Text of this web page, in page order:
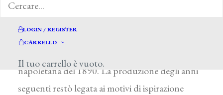
LOGIN / REGISTER
CARRELLO
Il tuo carrello è vuoto.
Con il dipinto Dopo cinquantanni partecipò
napoletana del 1890. La produzione degli anni
seguenti restò legata ai motivi di ispirazione